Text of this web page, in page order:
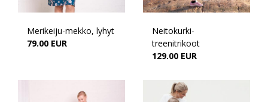
Merikeiju-mekko, lyhyt
79.00 EUR
Neitokurki-
treenitrikoot
129.00 EUR